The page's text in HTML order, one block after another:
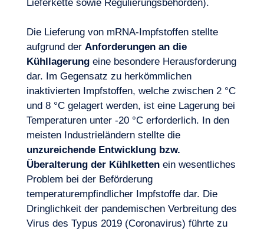
Lieferkette sowie Regulierungsbehörden).
Die Lieferung von mRNA-Impfstoffen stellte
aufgrund der Anforderungen an die
Kühllagerungeine besondere Herausforderung
dar. Im Gegensatz zu herkömmlichen
inaktivierten Impfstoffen, welche zwischen 2 °C
und 8 °C gelagert werden, ist eine Lagerung bei
Temperaturen unter -20 °C erforderlich. In den
meisten Industrieländern stellte die
unzureichende Entwicklung bzw.
Überalterung der Kühlkettenein wesentliches
Problem bei der Beförderung
temperaturempfindlicher Impfstoffe dar. Die
Dringlichkeit der pandemischen Verbreitung des
Virus des Typus 2019 (Coronavirus) führte zu